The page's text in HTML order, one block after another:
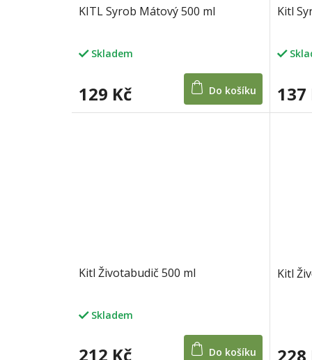
KITL Syrob Mátový 500 ml
Skladem
129 Kč Do košíku
Kitl
137
Kitl Životabudič 500 ml
Skladem
212 Kč Do košíku
Kitl
je